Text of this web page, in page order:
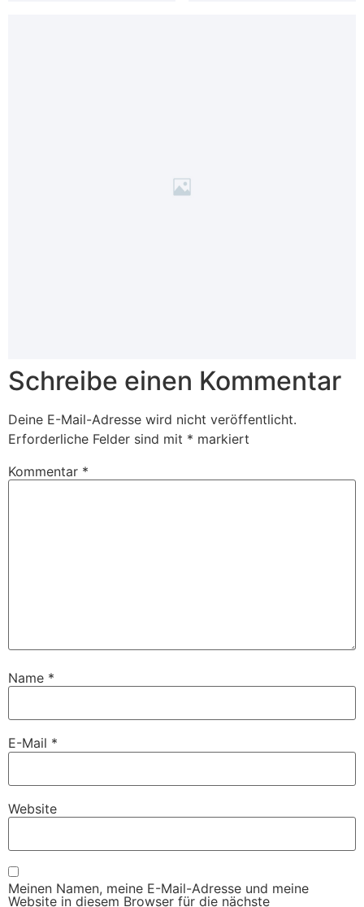
Schreibe einen Kommentar
Deine E-Mail-Adresse wird nicht veröffentlicht.
Erforderliche Felder sind mit * markiert
Kommentar *
Name *
E-Mail *
Website
Meinen Namen, meine E-Mail-Adresse und meine
Website in diesem Browser für die nächste